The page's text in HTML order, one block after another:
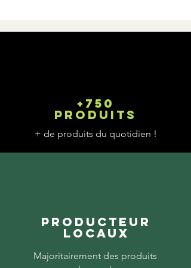
+750
produits
+ de produits du quotidien !
Producteur
locaux
Majoritairement des produits